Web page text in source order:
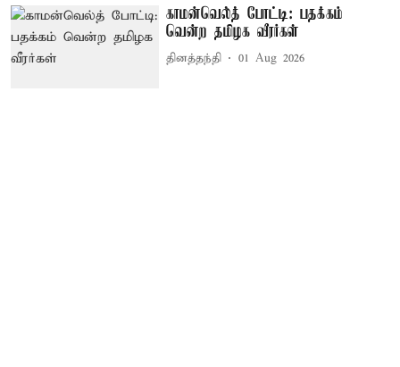
காமன்வெல்த் போட்டி: பதக்கம்
வென்ற தமிழக வீரர்கள்
தினத்தந்தி 01 Aug 2026